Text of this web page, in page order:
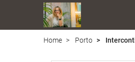
Home Porto